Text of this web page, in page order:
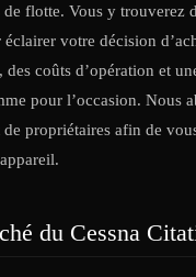
de flotte. Vous y trouverez
éclairer votre décision
des coûts d’opération et
pour l’occasion. Nous
de propriétaires afin de
du Cessna